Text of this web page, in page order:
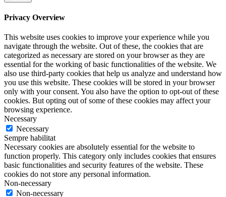
Privacy Overview
This website uses cookies to improve your experience while you
navigate through the website. Out of these, the cookies that are
categorized as necessary are stored on your browser as they are
essential for the working of basic functionalities of the website. We
also use third-party cookies that help us analyze and understand how
you use this website. These cookies will be stored in your browser
only with your consent. You also have the option to opt-out of these
cookies. But opting out of some of these cookies may affect your
browsing experience.
Necessary
Necessary
Sempre habilitat
Necessary cookies are absolutely essential for the website to
function properly. This category only includes cookies that ensures
basic functionalities and security features of the website. These
cookies do not store any personal information.
Non-necessary
Non-necessary